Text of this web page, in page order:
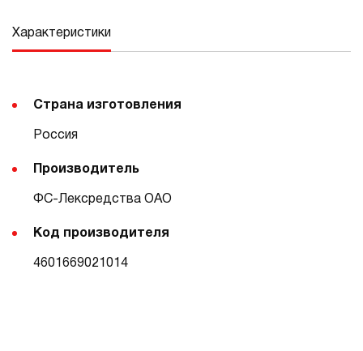
Характеристики
Страна изготовления
Россия
Производитель
ФС-Лексредства ОАО
Код производителя
4601669021014